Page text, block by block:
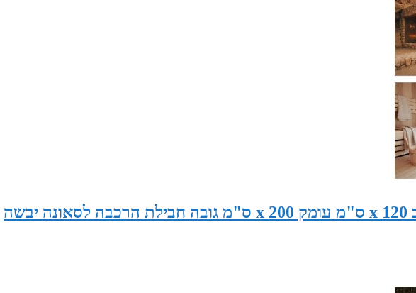
סאונה במידות 230 ס"מ רוחב x 120 ס"מ עומק x 200 ס"מ גובה חבילת הרכבה לסאונה יבשה